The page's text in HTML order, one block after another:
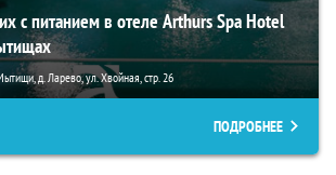
с питанием в отеле Arthurs Spa Hotel
д. Ларево, ул. Хвойная, стр. 26
ПОДРОБНЕЕ